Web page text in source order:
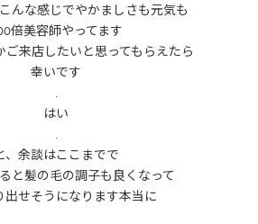
んな感じでやかましさも元気も
倍美容師やってます
ご来店したいと思ってもらえたら
幸いです
.
はい
.
、余談はここまでで
と髪の毛の調子も良くなって
出せそうになります本当に